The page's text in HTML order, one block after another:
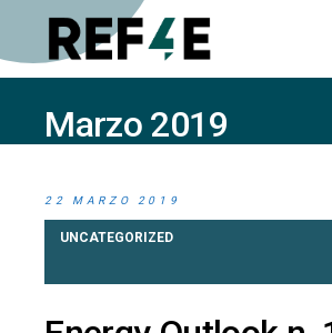
Marzo 2019
22 MARZO 2019
UNCATEGORIZED